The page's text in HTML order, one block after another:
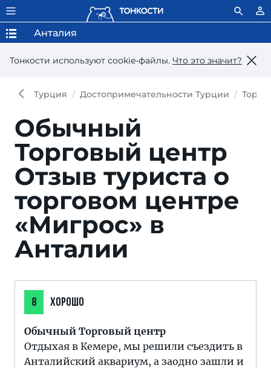
Тонкости используют сookie-файлы. Что это значит?
Анталия
Турция Достопримечательности Турции
Обычный
Торговый центр
Отзыв туриста о
торговом центре
«Мигрос» в
Анталии
8 ХОРОШО
Обычный Торговый центр
Отдыхая в Кемере, мы решили съездить в
Анталийский аквариум, а заодно зашли и